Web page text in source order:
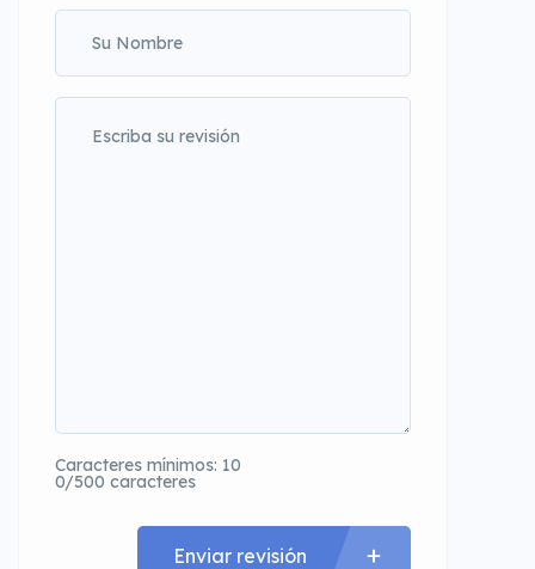
Caracteres mínimos: 10
0/500 caracteres
Enviar revisión